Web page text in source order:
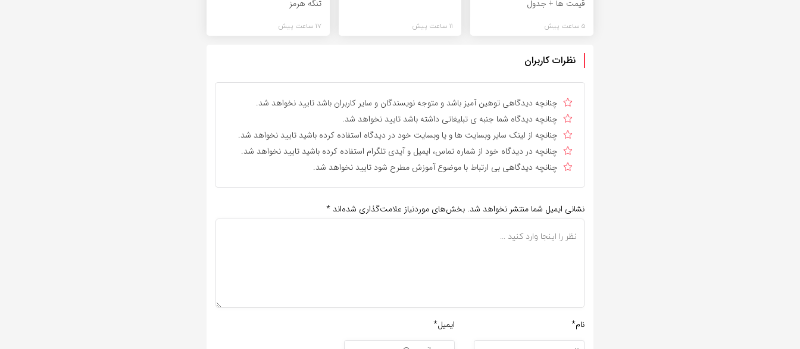
قیمت ها + جدول
5 ساعت پیش 11 ساعت پیش
تنگه هرمز
17 ساعت پیش
نظرات کاربران
چنانچه دیدگاهی توهین آمیز باشد و متوجه نویسندگان و سایر کاربران باشد تایید نخواهد شد.
چنانچه دیدگاه شما جنبه ی تبلیغاتی داشته باشد تایید نخواهد شد.
چنانچه از لینک سایر وبسایت ها و یا وبسایت خود در دیدگاه استفاده کرده باشید تایید نخواهد شد.
چنانچه در دیدگاه خود از شماره تماس، ایمیل و آیدی تلگرام استفاده کرده باشید تایید نخواهد شد.
چنانچه دیدگاهی بی ارتباط با موضوع آموزش مطرح شود تایید نخواهد شد.
نشانی ایمیل شما منتشر نخواهد شد. بخش‌های موردنیاز علامت‌گذاری شده‌اند *
نام* ایمیل*